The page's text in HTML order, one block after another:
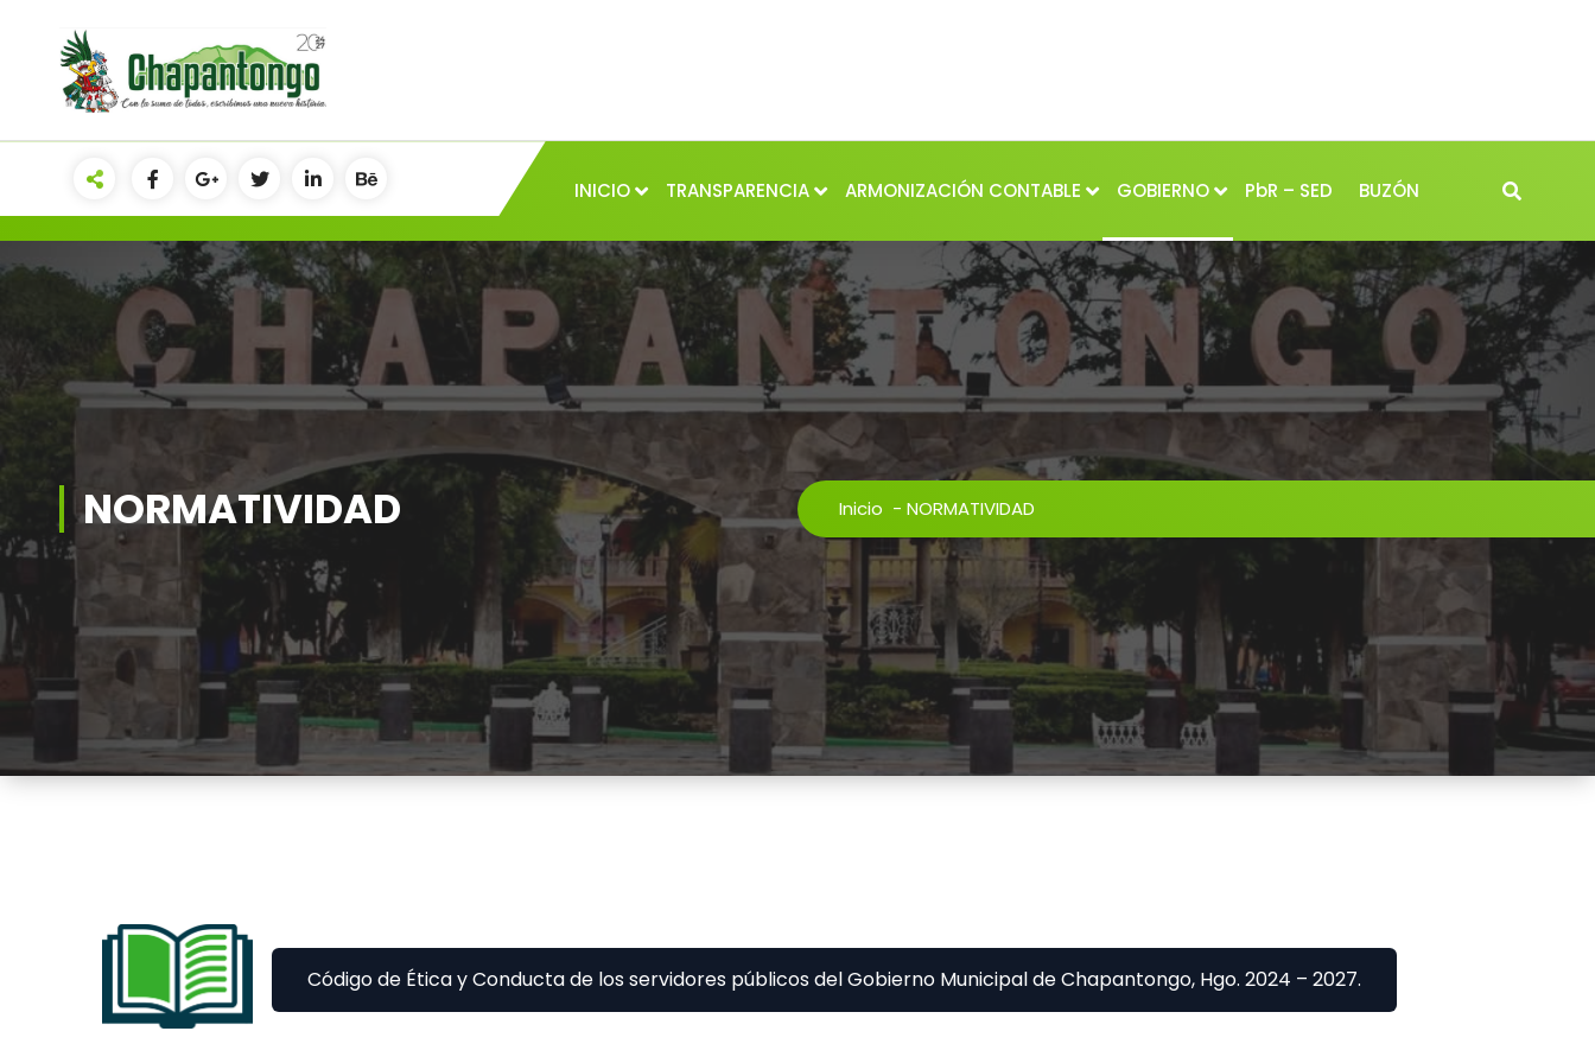
INICIO TRANSPARENCIA ARMONIZACIÓN CONTABLE GOBIERNO PbR – SED BUZÓN
NORMATIVIDAD Inicio - NORMATIVIDAD
Código de Ética y Conducta de los servidores públicos del Gobierno Municipal de Chapantongo, Hgo. 2024 – 2027.